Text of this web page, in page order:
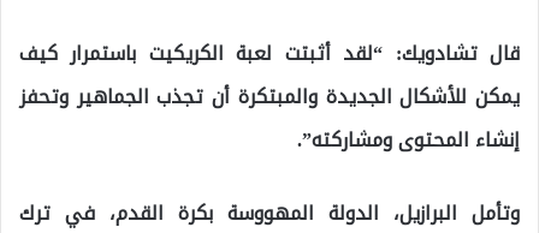
قال تشادويك: “لقد أثبتت لعبة الكريكيت باستمرار كيف
يمكن للأشكال الجديدة والمبتكرة أن تجذب الجماهير وتحفز
إنشاء المحتوى ومشاركته”.
وتأمل البرازيل، الدولة المهووسة بكرة القدم، في ترك